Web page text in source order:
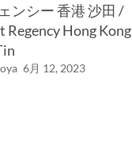
ンシー 香港 沙田 /
Regency Hong Kong
6月 12, 2023